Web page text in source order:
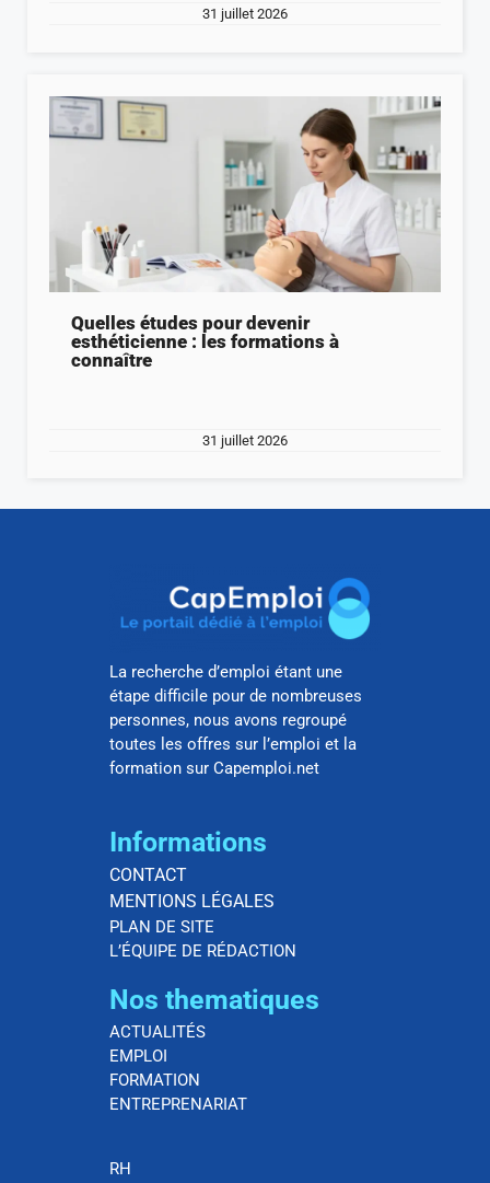
31 juillet 2026
Quelles études pour devenir
esthéticienne : les formations à
connaître
31 juillet 2026
La recherche d’emploi étant une
étape difficile pour de nombreuses
personnes, nous avons regroupé
toutes les offres sur l’emploi et la
formation sur Capemploi.net
Informations
CONTACT
MENTIONS LÉGALES
PLAN DE SITE
L’ÉQUIPE DE RÉDACTION
Nos thematiques
ACTUALITÉS
EMPLOI
FORMATION
ENTREPRENARIAT
RH